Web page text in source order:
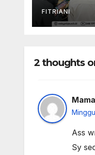
FITRIANI
2 thoughts
Ass
Sy